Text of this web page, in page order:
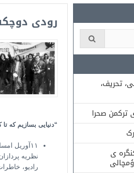
ترکمن» ثبت جهانی شد
نشست رهبران
رودی
“دنیایی بسازیم که
نظریه
رادیو،
تحریف،
تركمن صحرا
ی